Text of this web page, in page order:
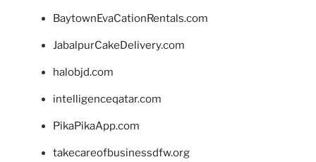
BaytownEvaCationRentals.com
JabalpurCakeDelivery.com
halobjd.com
intelligenceqatar.com
PikaPikaApp.com
takecareofbusinessdfw.org